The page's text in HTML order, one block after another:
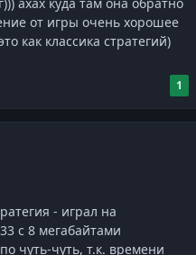
ахах куда там она обратно
от игры очень хорошее
как классика стратегий)
1
- играл на
с 8 мегабайтами
чуть-чуть, т.к. времени